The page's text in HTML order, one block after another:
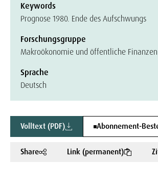
Keywords
Prognose 1980. Ende des Aufschwungs
Forschungsgruppe
Makroökonomie und öffentliche Finanzen
Sprache
Deutsch
Volltext (PDF) Abonnement-
Share Link (permanent)